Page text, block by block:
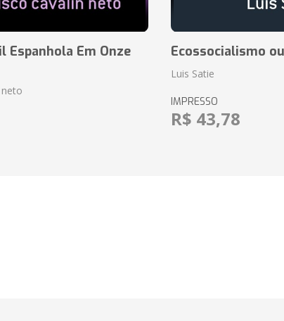
Espanhola Em Onze
Ecossocialismo
Luis Satie
IMPRESSO
R$ 43,78